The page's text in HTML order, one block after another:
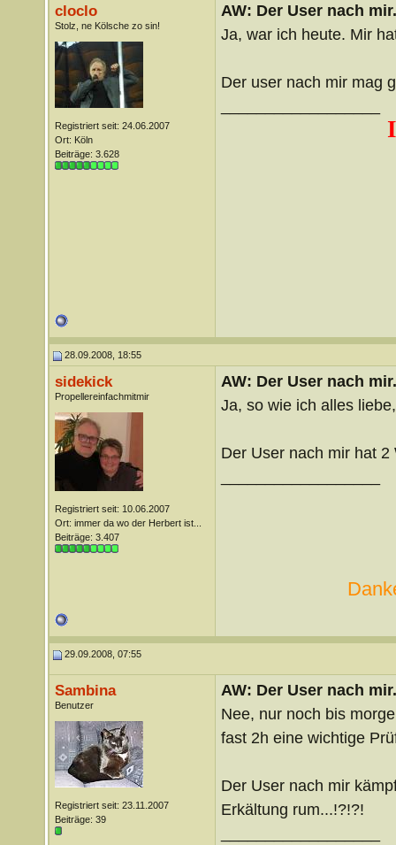
cloclo
Stolz, ne Kölsche zo sin!
Registriert seit: 24.06.2007
Ort: Köln
Beiträge: 3.628
AW: Der User nach
Ja, war ich heute. Mir
Der user nach mir mag
28.09.2008, 18:55
sidekick
Propellereinfachmitmir
Registriert seit: 10.06.2007
Ort: immer da wo der Herbert ist...
Beiträge: 3.407
AW: Der User nach
Ja, so wie ich alles
Der User nach mir hat 2
29.09.2008, 07:55
Sambina
Benutzer
Registriert seit: 23.11.2007
Beiträge: 39
AW: Der User nach
Nee, nur noch bis
fast 2h eine wichtige
Der User nach mir
Erkältung rum...!?!?!